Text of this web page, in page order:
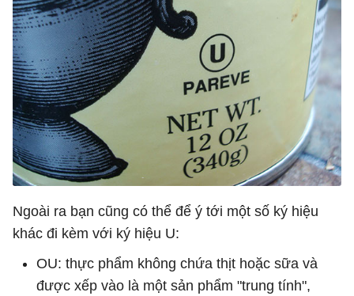
Ngoài ra bạn cũng có thể để ý tới một số ký hiệu
khác đi kèm với ký hiệu U:
OU: thực phẩm không chứa thịt hoặc sữa và
được xếp vào là một sản phẩm "trung tính",